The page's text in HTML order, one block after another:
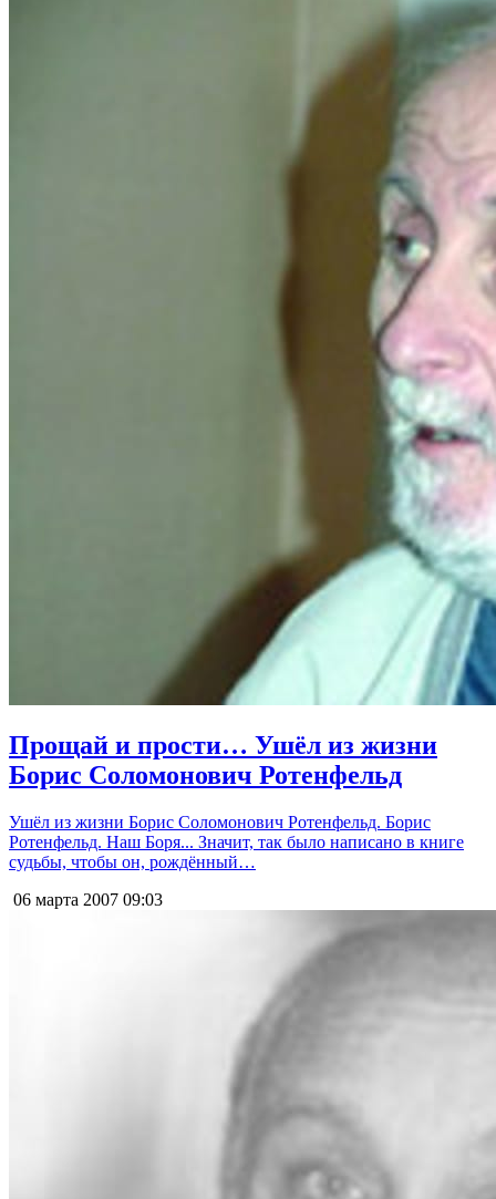
Прощай и прости… Ушёл из жизни
Борис Соломонович Ротенфельд
Ушёл из жизни Борис Соломонович Ротенфельд. Борис
Ротенфельд. Наш Боря... Значит, так было написано в книге
судьбы, чтобы он, рождённый…
06 марта 2007 09:03